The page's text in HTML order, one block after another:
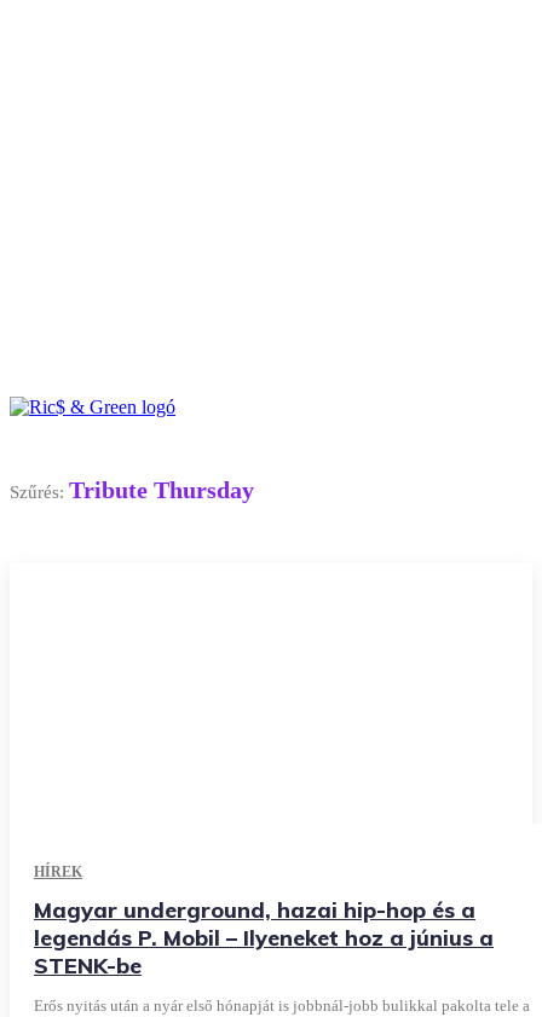
Szűrés: Tribute Thursday
HÍREK
Magyar underground, hazai hip-hop és a
legendás P. Mobil – Ilyeneket hoz a június a
STENK-be
Erős nyitás után a nyár első hónapját is jobbnál-jobb bulikkal pakolta tele a